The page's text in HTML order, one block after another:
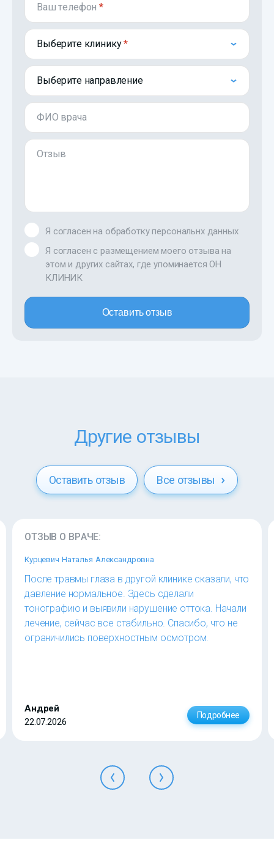
Ваш телефон*
Выберите клинику
Выберите направление
ФИО врача
Отзыв
Я согласен на обработку персональнх данных
Я согласен с размещением моего отзыва на
этом и других сайтах, где упоминается ОН
КЛИНИК
Оставить отзыв
Другие отзывы
Оставить отзыв Все отзывы
ОТЗЫВ О ВРАЧЕ:
Курцевич Наталья Александровна
После травмы глаза в другой клинике сказали, что
давление нормальное. Здесь сделали
тонографию и выявили нарушение оттока. Начали
лечение, сейчас все стабильно. Спасибо, что не
ограничились поверхностным осмотром.
Андрей
22.07.2026
Подробнее